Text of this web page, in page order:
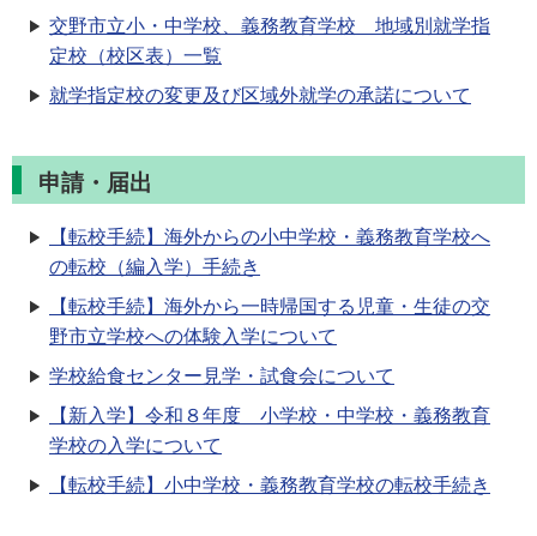
交野市立小・中学校、義務教育学校 地域別就学指
定校（校区表）一覧
就学指定校の変更及び区域外就学の承諾について
申請・届出
【転校手続】海外からの小中学校・義務教育学校へ
の転校（編入学）手続き
【転校手続】海外から一時帰国する児童・生徒の交
野市立学校への体験入学について
学校給食センター見学・試食会について
【新入学】令和８年度 小学校・中学校・義務教育
学校の入学について
【転校手続】小中学校・義務教育学校の転校手続き